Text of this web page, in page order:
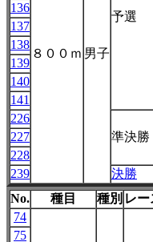
８００ｍ 男子
予選
136
137
138
139
140
141
226
準決勝
227
228
239
決勝
No.
種目 種別 レ
74
75